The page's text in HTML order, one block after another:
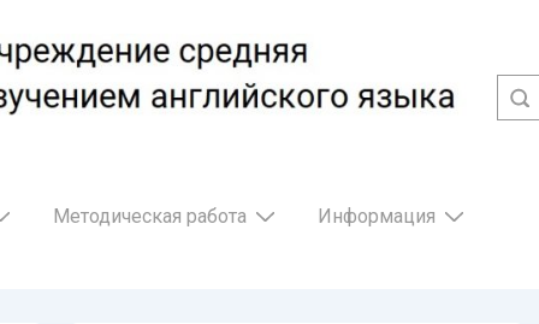
Методическая работа Информация